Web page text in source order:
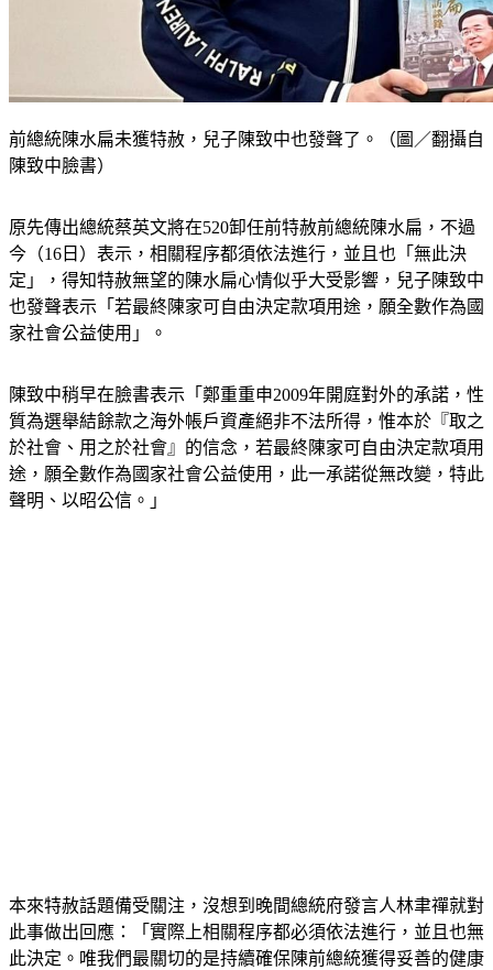
陳致中臉書）
今（16日）表示，相關程序都須依法進行，並且也「無此決
定」，得知特赦無望的陳水扁心情似乎大受影響，兒子陳致中
也發聲表示「若最終陳家可自由決定款項用途，願全數作為國
家社會公益使用」。
質為選舉結餘款之海外帳戶資產絕非不法所得，惟本於『取之
於社會、用之於社會』的信念，若最終陳家可自由決定款項用
途，願全數作為國家社會公益使用，此一承諾從無改變，特此
聲明、以昭公信。」
此事做出回應：「實際上相關程序都必須依法進行，並且也無
此決定。唯我們最關切的是持續確保陳前總統獲得妥善的健康
照顧」。